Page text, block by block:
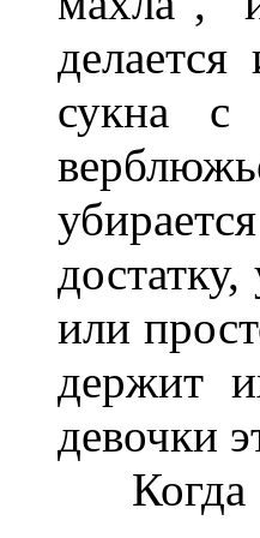
сукна с
или
держит
девочки
Когда